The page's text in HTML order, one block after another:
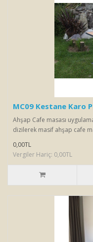
MC09 Kestane Karo
Ahşap Cafe masası
dizilerek masif ahşap cafe
0,00TL
Vergiler Hariç: 0,00TL